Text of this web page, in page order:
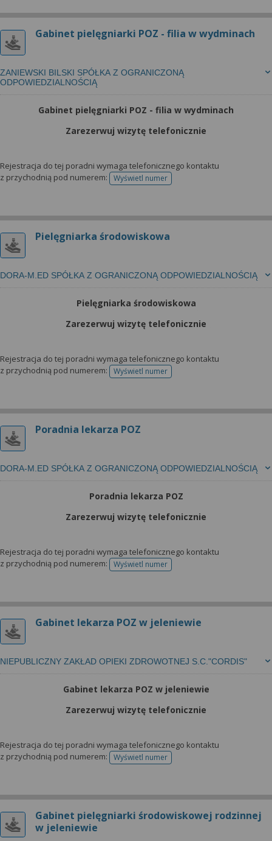
Gabinet pielęgniarki POZ - filia w wydminach
ZANIEWSKI BILSKI SPÓŁKA Z OGRANICZONĄ
ODPOWIEDZIALNOŚCIĄ
Gabinet pielęgniarki POZ - filia w wydminach
Zarezerwuj wizytę telefonicznie
Rejestracja do tej poradni wymaga telefonicznego kontaktu
z przychodnią pod numerem:
Wyświetl numertelefonu do rejestracji
Pielęgniarka środowiskowa
DORA-M.ED SPÓŁKA Z OGRANICZONĄ ODPOWIEDZIALNOŚCIĄ
Pielęgniarka środowiskowa
Zarezerwuj wizytę telefonicznie
Rejestracja do tej poradni wymaga telefonicznego kontaktu
z przychodnią pod numerem:
Wyświetl numertelefonu do rejestracji
Poradnia lekarza POZ
DORA-M.ED SPÓŁKA Z OGRANICZONĄ ODPOWIEDZIALNOŚCIĄ
Poradnia lekarza POZ
Zarezerwuj wizytę telefonicznie
Rejestracja do tej poradni wymaga telefonicznego kontaktu
z przychodnią pod numerem:
Wyświetl numertelefonu do rejestracji
Gabinet lekarza POZ w jeleniewie
NIEPUBLICZNY ZAKŁAD OPIEKI ZDROWOTNEJ S.C."CORDIS"
Gabinet lekarza POZ w jeleniewie
Zarezerwuj wizytę telefonicznie
Rejestracja do tej poradni wymaga telefonicznego kontaktu
z przychodnią pod numerem:
Wyświetl numertelefonu do rejestracji
Gabinet pielęgniarki środowiskowej rodzinnej
w jeleniewie